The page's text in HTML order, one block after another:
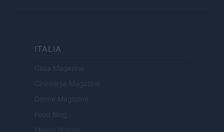
ITALIA
Casa Magazine
Cineverse Magazine
Donne Magazine
Food Blog
Milano Notizie